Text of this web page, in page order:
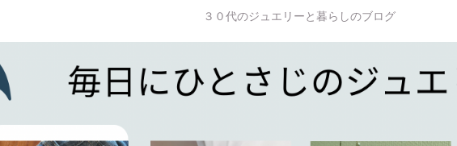
３０代のジュエリーと暮らしのブログ